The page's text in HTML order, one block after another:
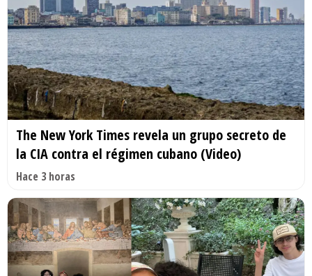
The New York Times revela un grupo secreto de
la CIA contra el régimen cubano (Video)
Hace 3 horas